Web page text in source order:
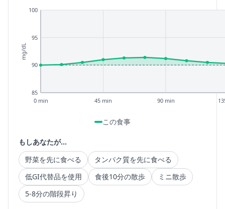
85
90
95
100
0 min 45 min 90 min
mg/dL
この食事
もしあなたが...
野菜を先に食べる
タンパク質を先に食べる
低GI代替品を使用
食後10分の散歩
ミニ散歩
5-8分の階段昇り